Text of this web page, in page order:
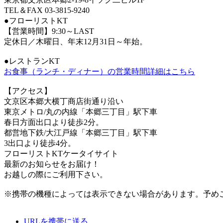
TEL＆FAX 03-3815-9240
●フローリストKT
【営業時間】9:30～LAST
定休日／木曜日、年末12月31日～年始。
●レストランKT
お食事（ランチ・ディナー）の営業時間詳細はこちら
【アクセス】
文京区本郷大横丁商店街通り沿い
東京メトロ/丸の内線「本郷三丁目」駅下車
春日方面出口より徒歩2分。
都営地下鉄/大江戸線「本郷三丁目」駅下車
3出口より徒歩4分。
フローリストKTケータイサイト
最新のお知らせをお届け！
お越しの際にご利用下さい。
※携帯の機種によっては表示できない場合があります。予め
URLを携帯に送る